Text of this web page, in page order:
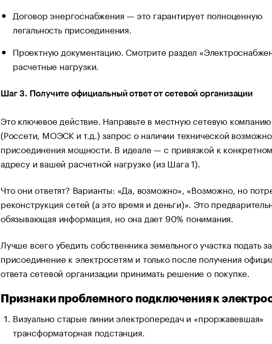
Договор энергоснабжения — это гарантирует полноценную
легальность присоединения.
Проектную документацию. Смотрите раздел
расчетные нагрузки.
Шаг 3. Получите официальный ответ от сетевой организации
Это ключевое действие. Направьте в местную сетевую компанию
(Россети, МОЭСК и т.д.) запрос о наличии технической
присоединения мощности. В идеале — с привязкой к
адресу и вашей расчетной нагрузке (из Шага 1).
Что они ответят? Варианты: «Да, возможно», «Возможно, но
реконструкция сетей (а это время и деньги)». Это
обязывающая информация, но она дает 90% понимания.
Лучше всего убедить собственника земельного участка подать
присоединение к электросетям и только после получения
ответа сетевой организации принимать решение о покупке.
Признаки проблемного подключения к
Визуально старые линии электропередач и «проржавевшая»
трансформаторная подстанция.